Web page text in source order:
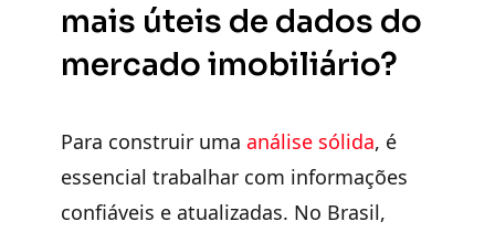
mais úteis de dados do
mercado imobiliário?
Para construir uma análise sólida, é
essencial trabalhar com informações
confiáveis e atualizadas. No Brasil,